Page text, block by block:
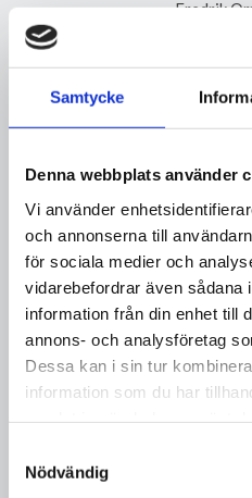
Samtycke
Denna webbplats använder
Vi använder
och annonserna till
för sociala medier och
vidarebefordrar även sådana
information från din enhet till
annons- och analysföretag
Dessa kan i sin tur
information som du har
Nödvändig
Fredrik
Ordförande
Roger
rogerthorslund@gmail.com
Charlotta